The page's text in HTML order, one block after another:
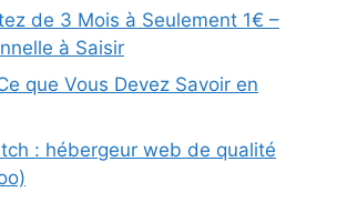
de 3 Mois à Seulement 1€ –
à Saisir
que Vous Devez Savoir en
: hébergeur web de qualité